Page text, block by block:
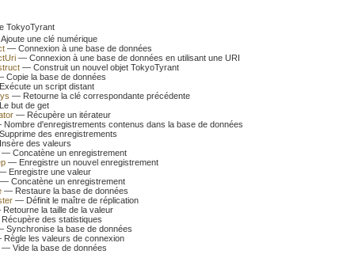
TokyoTyrant
une clé numérique
— Connexion à une base de données
— Connexion à une base de données en utilisant une URI
— Construit un nouvel objet TokyoTyrant
Copie la base de données
un script distant
— Retourne la clé correspondante précédente
but de get
— Récupère un itérateur
d'enregistrements contenus dans la base de données
des enregistrements
des valeurs
— Concatène un enregistrement
— Enregistre un nouvel enregistrement
Enregistre une valeur
— Concatène un enregistrement
— Restaure la base de données
— Définit le maître de réplication
la taille de la valeur
des statistiques
Synchronise la base de données
les valeurs de connexion
— Vide la base de données